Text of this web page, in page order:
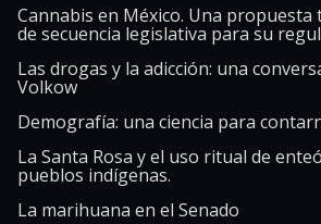
Cannabis en México. Una propuesta
de secuencia legislativa para su
Las drogas y la adicción: una
Volkow
Demografía: una ciencia para
La Santa Rosa y el uso ritual de
pueblos indígenas.
La marihuana en el Senado